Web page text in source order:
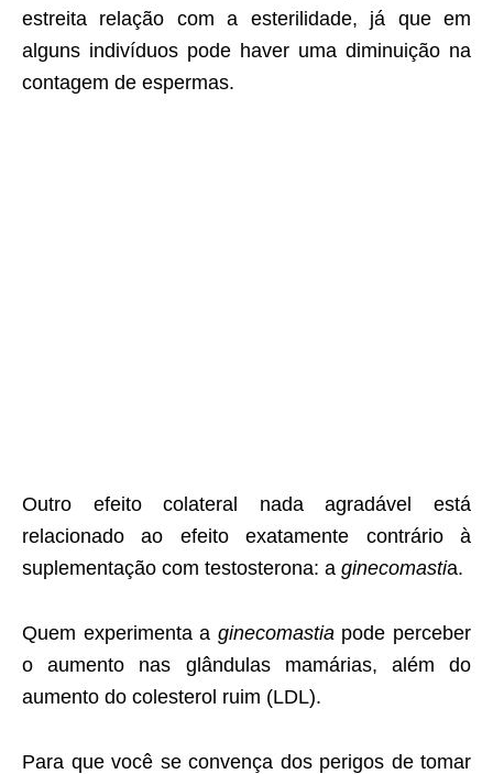
estreita relação com a esterilidade, já que em
alguns indivíduos pode haver uma diminuição na
contagem de espermas.
Outro efeito colateral nada agradável está
relacionado ao efeito exatamente contrário à
suplementação com testosterona: a ginecomastia.
Quem experimenta a ginecomastia pode perceber
o aumento nas glândulas mamárias, além do
aumento do colesterol ruim (LDL).
Para que você se convença dos perigos de tomar